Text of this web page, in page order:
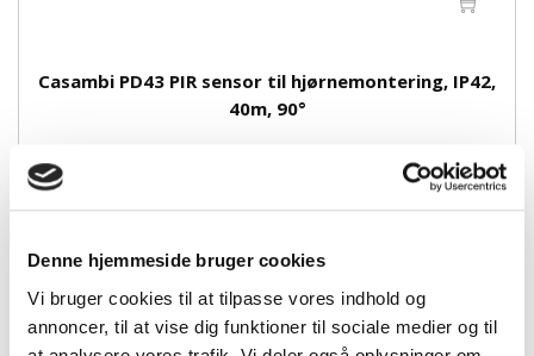
Denne hjemmeside bruger cookies
Vi bruger cookies til at tilpasse vores indhold og
annoncer, til at vise dig funktioner til sociale medier og til
Casambi PD43 PIR sensor til hjørnemontering, IP42,
40m, 90°